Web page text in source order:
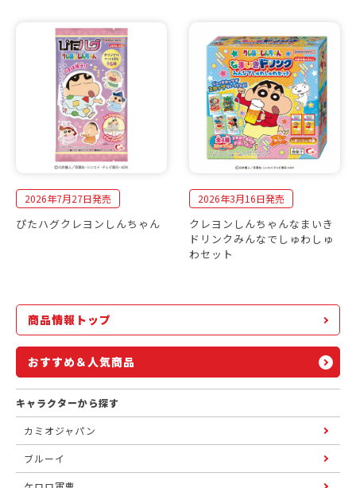
2026年7月27日発売
ぴたハグクレヨンしんちゃん
2026年3月16日発売
クレヨンしんちゃんなまいき
ドリンクみんなでしゅわしゅ
わセット
商品情報トップ
おすすめ＆人気商品
キャラクターから探す
カミオジャパン
ブルーイ